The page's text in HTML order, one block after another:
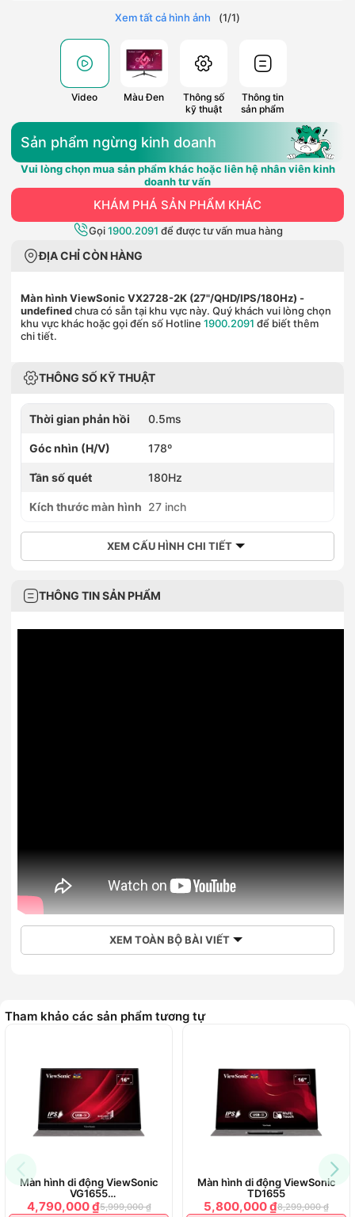
Xem tất cả hình ảnh (1/1)
Video Màu Đen
Thông số
kỹ thuật
Thông tin
sản phẩm
Sản phẩm ngừng kinh doanh
Vui lòng chọn mua sản phẩm khác hoặc liên hệ nhân viên kinh
doanh tư vấn
KHÁM PHÁ SẢN PHẨM KHÁC
Gọi1900.2091 để được tư vấn mua hàng
ĐỊA CHỈ CÒN HÀNG
Màn hình ViewSonic VX2728-2K (27"/QHD/IPS/180Hz) -
undefinedchưa có sẵn tại khu vực này. Quý khách vui lòng chọn
khu vực khác hoặc gọi đến số Hotline 1900.2091 để biết thêm
chi tiết.
THÔNG SỐ KỸ THUẬT
Thời gian phản hồi 0.5ms
Góc nhìn (H/V) 178º
Tần số quét 180Hz
Kích thước màn hình 27 inch
XEM CẤU HÌNH CHI TIẾT
THÔNG TIN SẢN PHẨM
XEM TOÀN BỘ BÀI VIẾT
Tham khảo các sản phẩm tương tự
Màn hình di động ViewSonic
VG1655
(15.6"/FHD/IPS/6.5ms/60Hz)
4,790,000 ₫5,999,000 ₫
Màn hình di động ViewSonic
TD1655
5,800,000 ₫8,299,000 ₫